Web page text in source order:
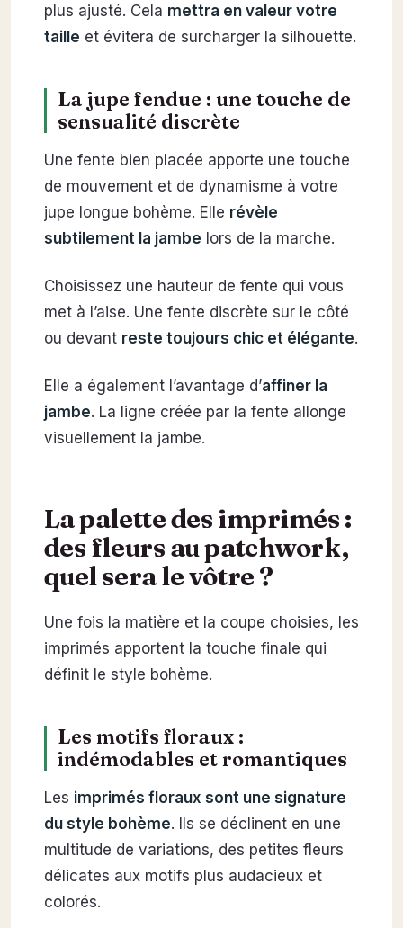
plus ajusté. Cela mettra en valeur votre
taille et évitera de surcharger la silhouette.
La jupe fendue : une touche de
sensualité discrète
Une fente bien placée apporte une touche
de mouvement et de dynamisme à votre
jupe longue bohème. Elle révèle
subtilement la jambe lors de la marche.
Choisissez une hauteur de fente qui vous
met à l’aise. Une fente discrète sur le côté
ou devant reste toujours chic et élégante.
Elle a également l’avantage d’affiner la
jambe. La ligne créée par la fente allonge
visuellement la jambe.
La palette des imprimés :
des fleurs au patchwork,
quel sera le vôtre ?
Une fois la matière et la coupe choisies, les
imprimés apportent la touche finale qui
définit le style bohème.
Les motifs floraux :
indémodables et romantiques
Les imprimés floraux sont une signature
du style bohème. Ils se déclinent en une
multitude de variations, des petites fleurs
délicates aux motifs plus audacieux et
colorés.